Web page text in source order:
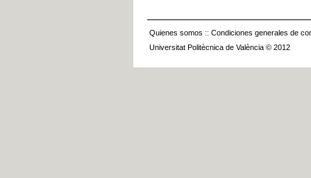
Quienes somos :: Condiciones generales de
Universitat Politècnica de València © 2012